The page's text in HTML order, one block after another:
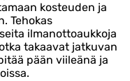
kosteuden ja
Tehokas
ilmanottoaukkoja
takaavat jatkuvan
pään viileänä ja